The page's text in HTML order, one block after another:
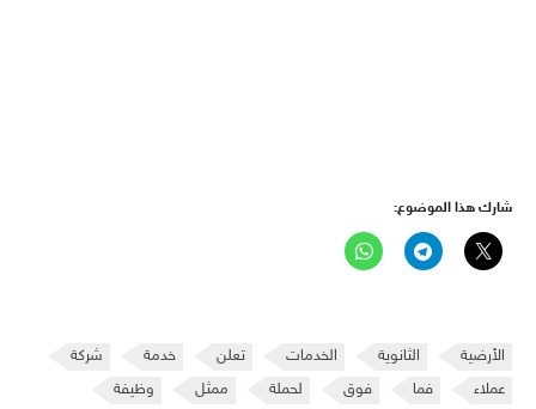
شارك هذا الموضوع:
الأرضية الثانوية الخدمات تعلن خدمة
شركة
عملاء
فما فوق لحملة ممثل وظيفة